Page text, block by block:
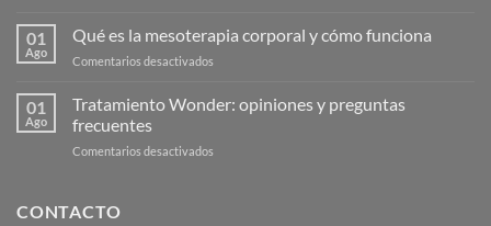
cuesta
el
Guía
01
Ago
Qué es la mesoterapia corporal y cómo funciona
Comentarios desactivados
es
la
01
Ago
Tratamiento Wonder: opiniones y preguntas
frecuentes
Comentarios desactivados
CONTACTO